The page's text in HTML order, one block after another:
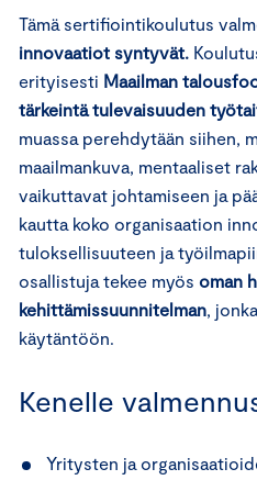
Tämä sertifiointikoulutus
innovaatiot syntyvät.
erityisesti Maailman
tärkeintä tulevaisuuden
muassa perehdytään siihen,
maailmankuva, mentaaliset
vaikuttavat johtamiseen ja
kautta koko organisaation
tuloksellisuuteen ja
osallistuja tekee myös oman
kehittämissuunnitelman,
käytäntöön.
Kenelle
Yritysten ja